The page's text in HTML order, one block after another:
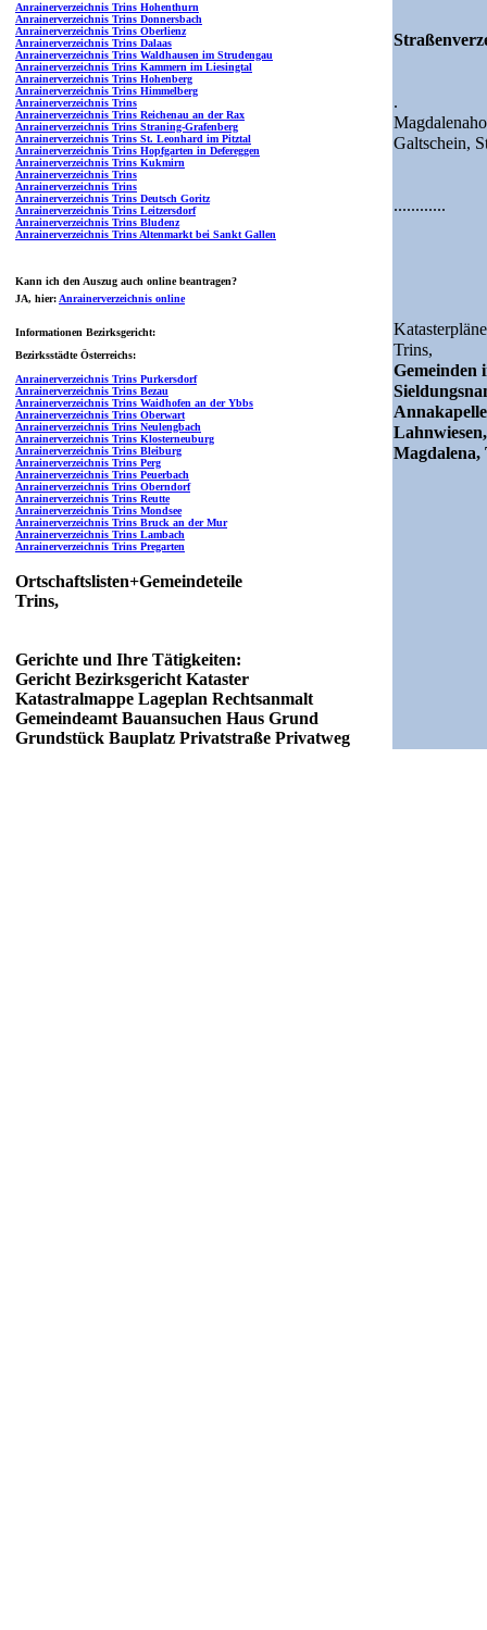
Anrainerverzeichnis Trins Hohenthurn
Anrainerverzeichnis Trins Donnersbach
Anrainerverzeichnis Trins Oberlienz
Anrainerverzeichnis Trins Dalaas
Anrainerverzeichnis Trins Waldhausen im Strudengau
Anrainerverzeichnis Trins Kammern im Liesingtal
Anrainerverzeichnis Trins Hohenberg
Anrainerverzeichnis Trins Himmelberg
Anrainerverzeichnis Trins
Anrainerverzeichnis Trins Reichenau an der Rax
Anrainerverzeichnis Trins Straning-Grafenberg
Anrainerverzeichnis Trins St. Leonhard im Pitztal
Anrainerverzeichnis Trins Hopfgarten in Defereggen
Anrainerverzeichnis Trins Kukmirn
Anrainerverzeichnis Trins
Anrainerverzeichnis Trins
Anrainerverzeichnis Trins Deutsch Goritz
Anrainerverzeichnis Trins Leitzersdorf
Anrainerverzeichnis Trins Bludenz
Anrainerverzeichnis Trins Altenmarkt bei Sankt Gallen
Kann ich den Auszug auch online beantragen?
JA, hier: Anrainerverzeichnis online
Informationen Bezirksgericht:
Bezirksstädte Österreichs:
Anrainerverzeichnis Trins Purkersdorf
Anrainerverzeichnis Trins Bezau
Anrainerverzeichnis Trins Waidhofen an der Ybbs
Anrainerverzeichnis Trins Oberwart
Anrainerverzeichnis Trins Neulengbach
Anrainerverzeichnis Trins Klosterneuburg
Anrainerverzeichnis Trins Bleiburg
Anrainerverzeichnis Trins Perg
Anrainerverzeichnis Trins Peuerbach
Anrainerverzeichnis Trins Oberndorf
Anrainerverzeichnis Trins Reutte
Anrainerverzeichnis Trins Mondsee
Anrainerverzeichnis Trins Bruck an der Mur
Anrainerverzeichnis Trins Lambach
Anrainerverzeichnis Trins Pregarten
Ortschaftslisten+Gemeindeteile
Trins,
Gerichte und Ihre Tätigkeiten:
Gericht Bezirksgericht Kataster
Katastralmappe Lageplan Rechtsanmalt
Gemeindeamt Bauansuchen Haus Grund
Grundstück Bauplatz Privatstraße Privatweg
.
Galtschein,
............
Trins,
Gemeinden